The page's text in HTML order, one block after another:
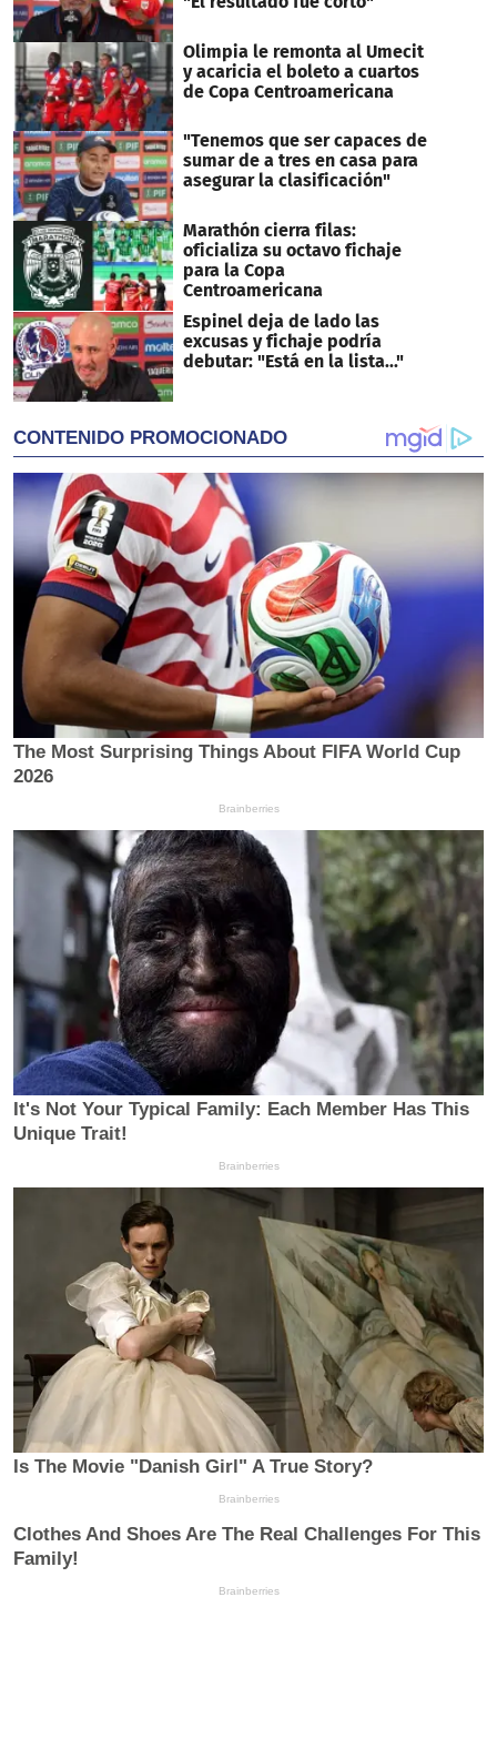
Olimpia le remonta al Umecit
y acaricia el boleto a cuartos
de Copa Centroamericana
"Tenemos que ser capaces de
sumar de a tres en casa para
asegurar la clasificación"
Marathón cierra filas:
oficializa su octavo fichaje
para la Copa
Centroamericana
Espinel deja de lado las
excusas y fichaje podría
debutar: "Está en la lista..."